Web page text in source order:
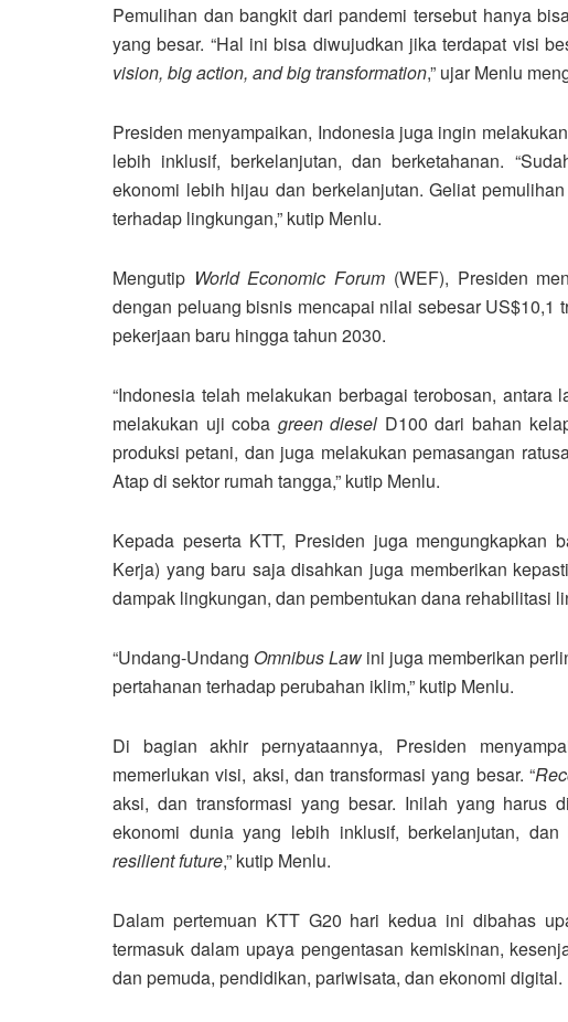
Pemulihan dan bangkit dari pandemi tersebut hanya
yang besar. “Hal ini bisa diwujudkan jika terdapat visi
vision, big action, and big transformation,” ujar Menlu
Presiden menyampaikan, Indonesia juga ingin
lebih inklusif, berkelanjutan, dan berketahanan.
ekonomi lebih hijau dan berkelanjutan. Geliat
terhadap lingkungan,” kutip Menlu.
Mengutip World Economic Forum (WEF), Presiden
dengan peluang bisnis mencapai nilai sebesar US$10,1
pekerjaan baru hingga tahun 2030.
“Indonesia telah melakukan berbagai terobosan,
melakukan uji coba green diesel D100 dari bahan
produksi petani, dan juga melakukan pemasangan
Atap di sektor rumah tangga,” kutip Menlu.
Kepada peserta KTT, Presiden juga mengungkapkan
Kerja) yang baru saja disahkan juga memberikan
dampak lingkungan, dan pembentukan dana rehabilitasi
“Undang-Undang Omnibus Law ini juga memberikan
pertahanan terhadap perubahan iklim,” kutip Menlu.
Di bagian akhir pernyataannya, Presiden
memerlukan visi, aksi, dan transformasi yang besar. “
aksi, dan transformasi yang besar. Inilah yang harus
ekonomi dunia yang lebih inklusif, berkelanjutan,
resilient future,” kutip Menlu.
Dalam pertemuan KTT G20 hari kedua ini dibahas
termasuk dalam upaya pengentasan kemiskinan,
dan pemuda, pendidikan, pariwisata, dan ekonomi digital.